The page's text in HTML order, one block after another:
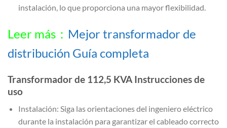
instalación, lo que proporciona una mayor flexibilidad.
Leer más： Mejor transformador de
distribución Guía completa
Transformador de 112,5 KVA Instrucciones de
uso
Instalación: Siga las orientaciones del ingeniero eléctrico
durante la instalación para garantizar el cableado correcto